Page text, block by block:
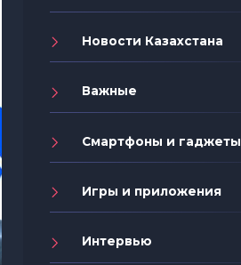
Новости Казахстана
Важные
Смартфоны и гаджеты
Игры и приложения
Интервью